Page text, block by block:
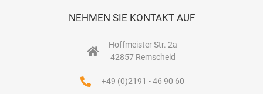
NEHMEN SIE KONTAKT AUF
Hoffmeister Str. 2a
42857 Remscheid
+49 (0)2191 - 46 90 60